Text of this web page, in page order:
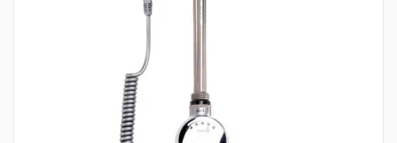
Трубопроводная арматура
Насосное оборудование